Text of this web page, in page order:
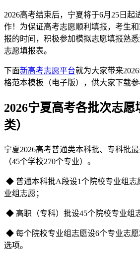
2026高考结束后，宁夏将于6月25日起
作！为保证高考志愿顺利填报，考生
报的时间，积极参加模拟志愿填报熟
志愿填报表。
下面新高考志愿平台就为大家带来
格范本模板（电子版），供大家下载参
2026宁夏高考各批次志
类）
宁夏2026高考普通类本科批、专科批
（45个学校270个专业）。
◆ 普通本科批A段设1个院校专业组志
业组志愿；
◆ 高职（专科）批设45个院校专业组
◆ 每个院校专业组志愿设6个专业志愿
选项。